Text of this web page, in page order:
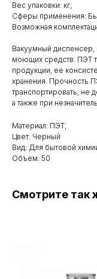
Вес упаковки: кг;
Сферы применения:
Возможная
Вакуумный диспенсер,
моющих средств. ПЭТ
продукции, ее
хранения. Прочность
транспортировать, не
а также при
Материал: ПЭТ;
Цвет: Черный
Вид: Для бытовой
Объем: 50
Смотрите так